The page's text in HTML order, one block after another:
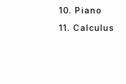
10. Piano
11. Calculus